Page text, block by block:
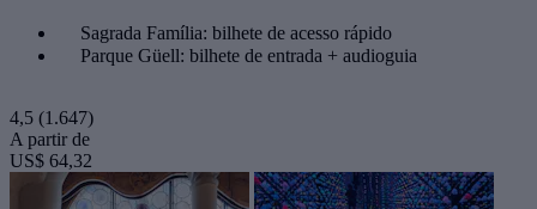
Sagrada Família: bilhete de acesso rápido
Parque Güell: bilhete de entrada + audioguia
4,5 (1.647)
A partir de
US$ 64,32